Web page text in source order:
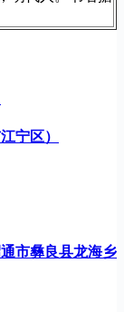
宁区）
市彝良县龙海乡